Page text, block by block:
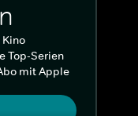
Top-Serien
mit Apple